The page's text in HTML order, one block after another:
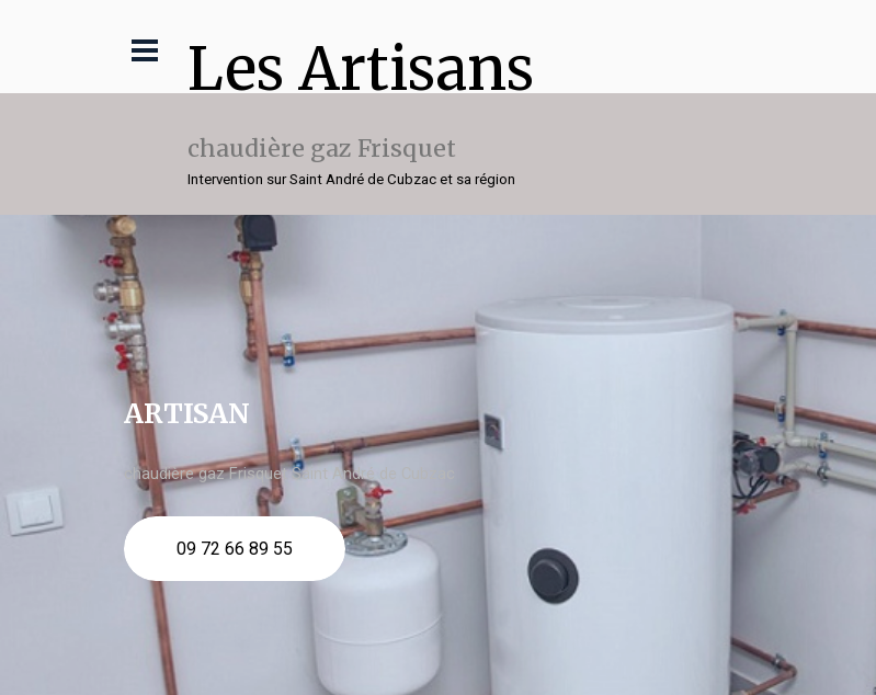
Les Artisans
chaudière gaz Frisquet
Intervention sur Saint André de Cubzac et sa région
ARTISAN
chaudière gaz Frisquet Saint André de Cubzac
09 72 66 89 55